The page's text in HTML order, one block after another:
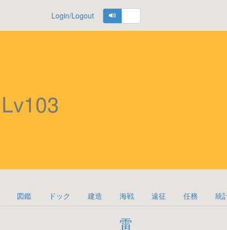
Login/Logout
Lv103
図鑑 ドック 建造 海戦 遠征 任務 統
雷